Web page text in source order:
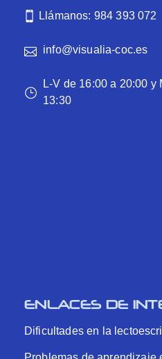
Llámanos: 984 393 072
info@visualia-coc.es
L-V de 16:00 a 20:00 y
13:30
ENLACES DE
Dificultades en la